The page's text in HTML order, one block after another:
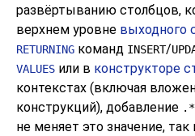
развёртыванию столбцов,
верхнем уровне выходного
RETURNING команд INSERT/
VALUES или в конструкторе
контекстах (включая
конструкций), добавление .*
не меняет это значение,